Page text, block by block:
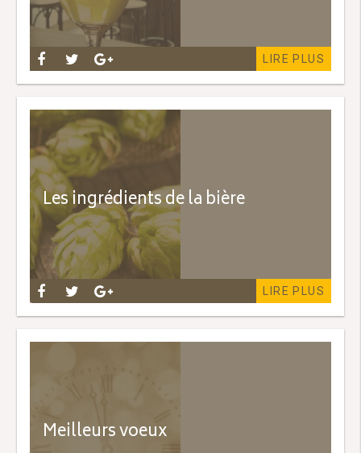
LIRE PLUS
Les ingrédients de la bière
LIRE PLUS
Meilleurs voeux